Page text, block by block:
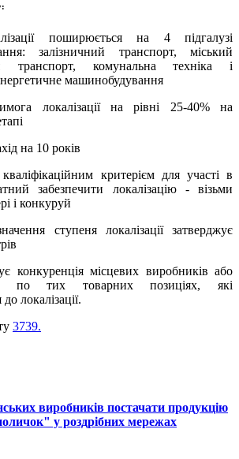
поширюється на 4 підгалузі
залізничний транспорт, міський
транспорт, комунальна техніка і
машинобудування
локалізації на рівні 25-40% на
на 10 років
кваліфікаційним критерієм для участі в
забезпечити локалізацію - візьми
і конкуруй
ступеня локалізації затверджує
конкуренція місцевих виробників або
по тих товарних позиціях, які
локалізації.
3739.
виробників постачати продукцію
у роздрібних мережах